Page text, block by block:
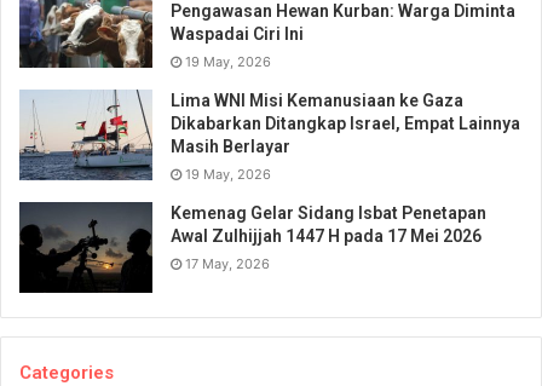
Pengawasan Hewan Kurban: Warga Diminta
Waspadai Ciri Ini
19 May, 2026
Lima WNI Misi Kemanusiaan ke Gaza
Dikabarkan Ditangkap Israel, Empat Lainnya
Masih Berlayar
19 May, 2026
Kemenag Gelar Sidang Isbat Penetapan
Awal Zulhijjah 1447 H pada 17 Mei 2026
17 May, 2026
Categories